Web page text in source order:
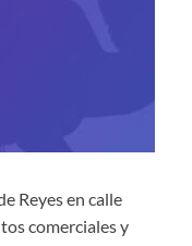
Reyes en calle
comerciales y